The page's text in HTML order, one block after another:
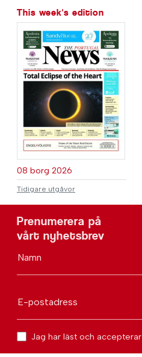
This week's edition
08 borg 2026
Tidigare utgåvor
Prenumerera på
vårt nyhetsbrev
Namn
E-postadress
Jag har läst och accepterar